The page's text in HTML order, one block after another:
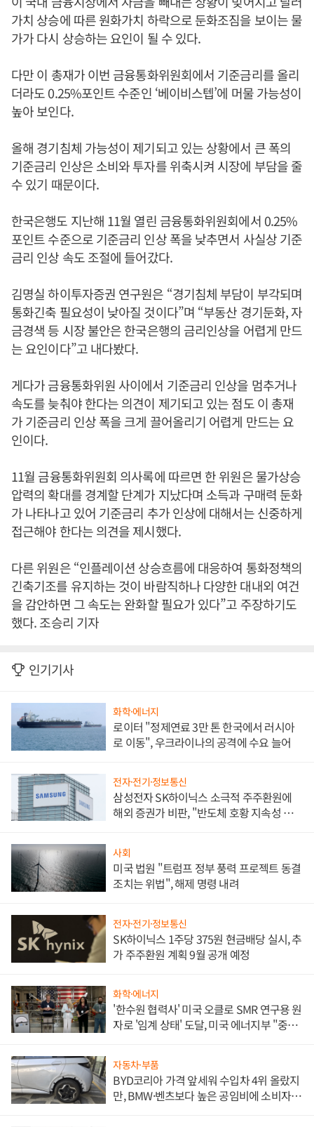
가치 상승에 따른 원화가치 하락으로 둔화조짐을 보이는 물
가가 다시 상승하는 요인이 될 수 있다.
다만 이 총재가 이번 금융통화위원회에서 기준금리를 올리
더라도 0.25%포인트 수준인 ‘베이비스텝’에 머물 가능성이
높아 보인다.
올해 경기침체 가능성이 제기되고 있는 상황에서 큰 폭의
기준금리 인상은 소비와 투자를 위축시켜 시장에 부담을 줄
수 있기 때문이다.
한국은행도 지난해 11월 열린 금융통화위원회에서 0.25%
포인트 수준으로 기준금리 인상 폭을 낮추면서 사실상 기준
금리 인상 속도 조절에 들어갔다.
김명실 하이투자증권 연구원은 “경기침체 부담이 부각되며
통화긴축 필요성이 낮아질 것이다”며 “부동산 경기둔화, 자
금경색 등 시장 불안은 한국은행의 금리인상을 어렵게 만드
는 요인이다”고 내다봤다.
게다가 금융통화위원 사이에서 기준금리 인상을 멈추거나
속도를 늦춰야 한다는 의견이 제기되고 있는 점도 이 총재
가 기준금리 인상 폭을 크게 끌어올리기 어렵게 만드는 요
인이다.
11월 금융통화위원회 의사록에 따르면 한 위원은 물가상승
압력의 확대를 경계할 단계가 지났다며 소득과 구매력 둔화
가 나타나고 있어 기준금리 추가 인상에 대해서는 신중하게
접근해야 한다는 의견을 제시했다.
다른 위원은 “인플레이션 상승흐름에 대응하여 통화정책의
긴축기조를 유지하는 것이 바람직하나 다양한 대내외 여건
을 감안하면 그 속도는 완화할 필요가 있다”고 주장하기도
했다. 조승리 기자
인기기사
화학·에너지
로이터 "정제연료 3만 톤 한국에서 러시아
로 이동", 우크라이나의 공격에 수요 늘어
전자·전기·정보통신
삼성전자 SK하이닉스 소극적 주주환원에
해외 증권가 비판, "반도체 호황 지속성 의
사회
미국 법원 "트럼프 정부 풍력 프로젝트 동결
조치는 위법", 해제 명령 내려
전자·전기·정보통신
SK하이닉스 1주당 375원 현금배당 실시, 추
가 주주환원 계획 9월 공개 예정
화학·에너지
'한수원 협력사' 미국 오클로 SMR 연구용 원
자로 '임계 상태' 도달, 미국 에너지부 "중요
자동차·부품
BYD코리아 가격 앞세워 수입차 4위 올랐지
만, BMW·벤츠보다 높은 공임비에 소비자